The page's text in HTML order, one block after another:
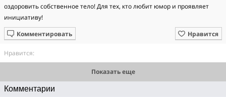
оздоровить собственное тело! Для тех, кто любит юмор и проявляет
инициативу!
Нравится
Комментировать
Нравится:
Показать еще
Комментарии